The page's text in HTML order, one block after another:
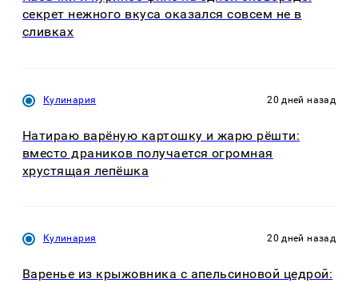
секрет нежного вкуса оказался совсем не в
сливках
Кулинария 20 дней назад
Натираю варёную картошку и жарю рёшти:
вместо драников получается огромная
хрустящая лепёшка
Кулинария 20 дней назад
Варенье из крыжовника с апельсиновой цедрой: